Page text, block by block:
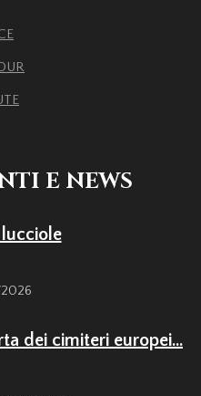
E NEWS
dei cimiteri europei...